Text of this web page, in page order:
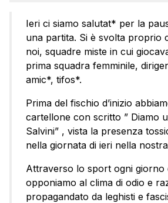
Ieri ci siamo salutat* per la
una partita. Si è svolta proprio
noi, squadre miste in cui
prima squadra femminile,
amic*, tifos*.
Prima del fischio d’inizio
cartellone con scritto ” Diamo
Salvini” , vista la presenza
nella giornata di ieri nella
Attraverso lo sport ogni giorno
opponiamo al clima di odio e
propagandato da leghisti e